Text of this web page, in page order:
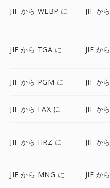
JIF から WEBP に JIF か
JIF から TGA に JIF か
JIF から PGM に JIF か
JIF から FAX に JIF か
JIF から HRZ に JIF か
JIF から MNG に JIF か